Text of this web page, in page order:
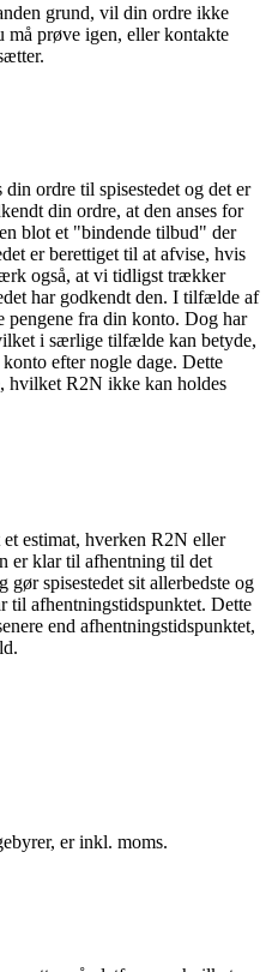
grund, vil din ordre ikke
må prøve igen, eller kontakte
ordre til spisestedet og det er
din ordre, at den anses for
blot et "bindende tilbud" der
er berettiget til at afvise, hvis
også, at vi tidligst trækker
har godkendt den. I tilfælde af
fra din konto. Dog har
i særlige tilfælde kan betyde,
efter nogle dage. Dette
hvilket R2N ikke kan holdes
estimat, hverken R2N eller
er klar til afhentning til det
spisestedet sit allerbedste og
til afhentningstidspunktet. Dette
end afhentningstidspunktet,
er inkl. moms.